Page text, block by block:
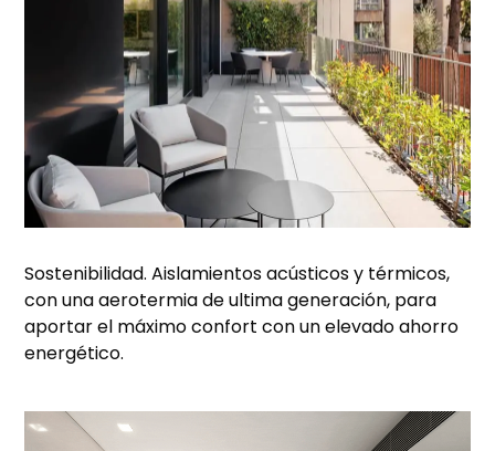
Sostenibilidad. Aislamientos acústicos y térmicos,
con una aerotermia de ultima generación, para
aportar el máximo confort con un elevado ahorro
energético.